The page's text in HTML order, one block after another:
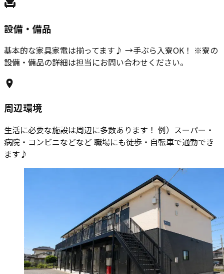
設備・備品
基本的な家具家電は揃ってます♪ →手ぶら入寮OK！ ※寮の
設備・備品の詳細は担当にお問い合わせください。
周辺環境
生活に必要な施設は周辺に多数あります！ 例）スーパー・
病院・コンビニなどなど 職場にも徒歩・自転車で通勤でき
ます♪